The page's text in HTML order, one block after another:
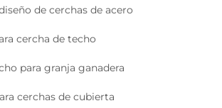
de cerchas de acero
cercha de techo
para granja ganadera
cerchas de cubierta